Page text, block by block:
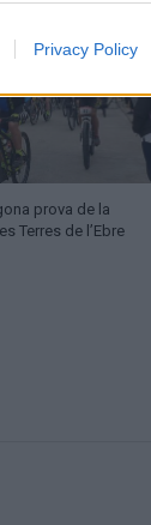
Privacy Policy
prova de la
Terres de l’Ebre